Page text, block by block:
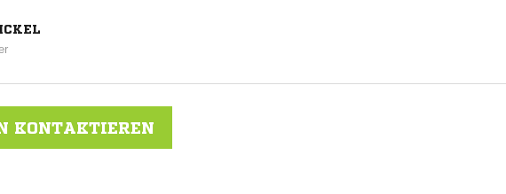
KONTAKTIEREN